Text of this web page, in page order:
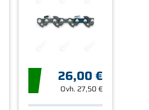
26,00 €
Ovh.27,50 €